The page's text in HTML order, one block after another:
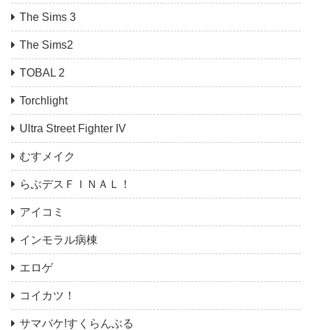
The Sims 3
The Sims2
TOBAL 2
Torchlight
Ultra Street Fighter IV
むすメイク
らぶデスＦＩＮＡＬ！
アイコミ
インモラル病棟
エロゲ
コイカツ！
サマバケ!すくらんぶる